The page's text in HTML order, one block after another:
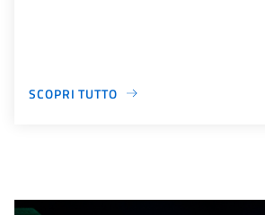
SCOPRI TUTTO